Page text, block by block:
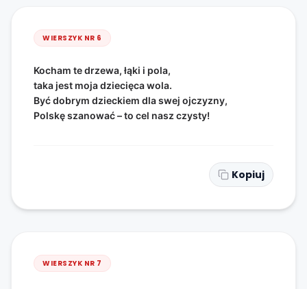
WIERSZYK NR 6
Kocham te drzewa, łąki i pola,
taka jest moja dziecięca wola.
Być dobrym dzieckiem dla swej ojczyzny,
Polskę szanować – to cel nasz czysty!
Kopiuj
WIERSZYK NR 7